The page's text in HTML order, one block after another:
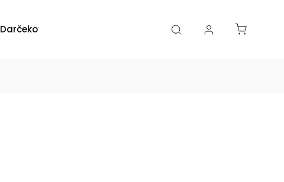
Darčekové poukazy Katalógy Blogy